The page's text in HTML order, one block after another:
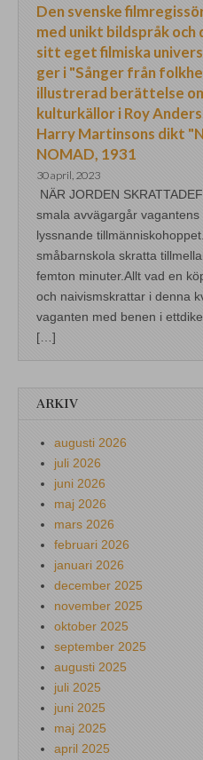
Den svenske
med unikt bildspråk
sitt eget filmiska
ger i "Sånger från
illustrerad berättelse
kulturkällor i Roy
Harry Martinsons dikt
NOMAD, 1931
30 april, 2023
NÄR JORDEN
smala avvägargår
lyssnande
småbarnskola skratta
femton minuter.Allt vad en
och naivismskrattar i denna
vaganten med benen i
[…]
ARKIV
augusti 2026
juli 2026
juni 2026
maj 2026
mars 2026
februari 2026
januari 2026
december 2025
november 2025
oktober 2025
september 2025
augusti 2025
juli 2025
juni 2025
maj 2025
april 2025